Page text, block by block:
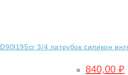
D90l195cr 3/4 патрубок силикон
840,00 ₽